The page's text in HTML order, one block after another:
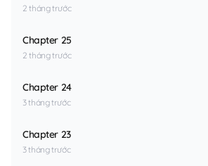
2 tháng trước
Chapter 25
2 tháng trước
Chapter 24
3 tháng trước
Chapter 23
3 tháng trước